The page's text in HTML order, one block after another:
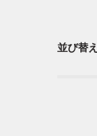
並び替え